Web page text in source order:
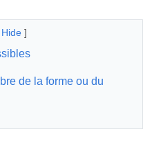
Hide ]
de la forme ou du